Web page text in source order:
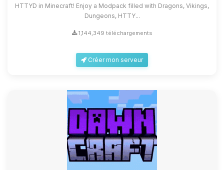
HTTYD in Minecraft! Enjoy a Modpack filled with Dragons, Vikings,
Dungeons, HTTY...
1,144,349 téléchargements
Créer mon serveur